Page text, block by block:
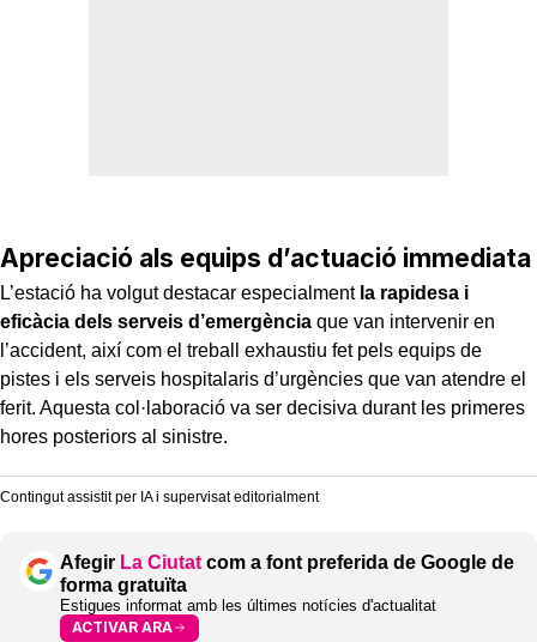
Apreciació als equips d’actuació immediata
L’estació ha volgut destacar especialment la rapidesa i
eficàcia dels serveis d’emergència que van intervenir en
l’accident, així com el treball exhaustiu fet pels equips de
pistes i els serveis hospitalaris d’urgències que van atendre el
ferit. Aquesta col·laboració va ser decisiva durant les primeres
hores posteriors al sinistre.
Contingut assistit per IA i supervisat editorialment
Afegir La Ciutat com a font preferida de Google de
forma gratuïta
Estigues informat amb les últimes notícies d'actualitat
ACTIVAR ARA